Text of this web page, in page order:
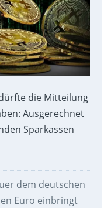
die Mitteilung
Ausgerechnet
Sparkassen
dem deutschen
Euro einbringt